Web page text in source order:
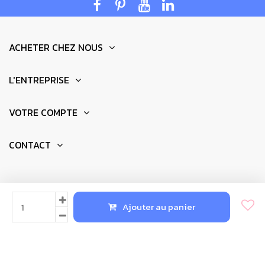
Ajouter au panier
ACHETER CHEZ NOUS
L'ENTREPRISE
VOTRE COMPTE
CONTACT
© 2025 - Réalisation par Newkeys.fr